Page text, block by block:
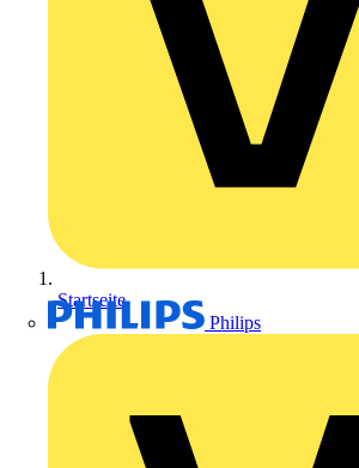
Philips
Startseite